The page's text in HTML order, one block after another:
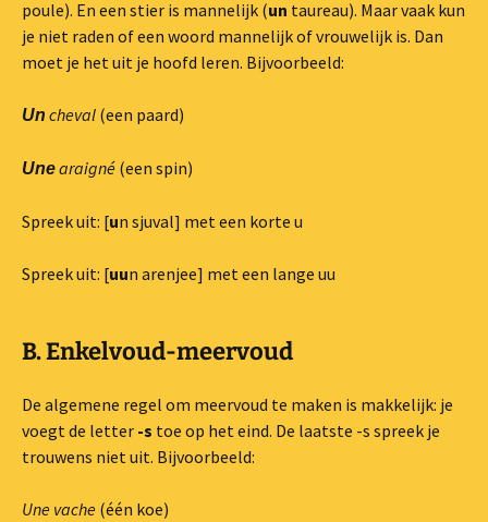
a
a
r
e
.
poule). En een stier is mannelijk (un taureau). Maar vaak kun
je niet raden of een woord mannelijk of vrouwelijk is. Dan
moet je het uit je hoofd leren. Bijvoorbeeld:
Un cheval (een paard)
Unearaigné (een spin)
Spreek uit: [un sjuval] met een korte u
Spreek uit: [uun arenjee] met een lange uu
B. Enkelvoud-meervoud
De algemene regel om meervoud te maken is makkelijk: je
voegt de letter -s toe op het eind. De laatste -s spreek je
trouwens niet uit. Bijvoorbeeld:
Une vache (één koe)